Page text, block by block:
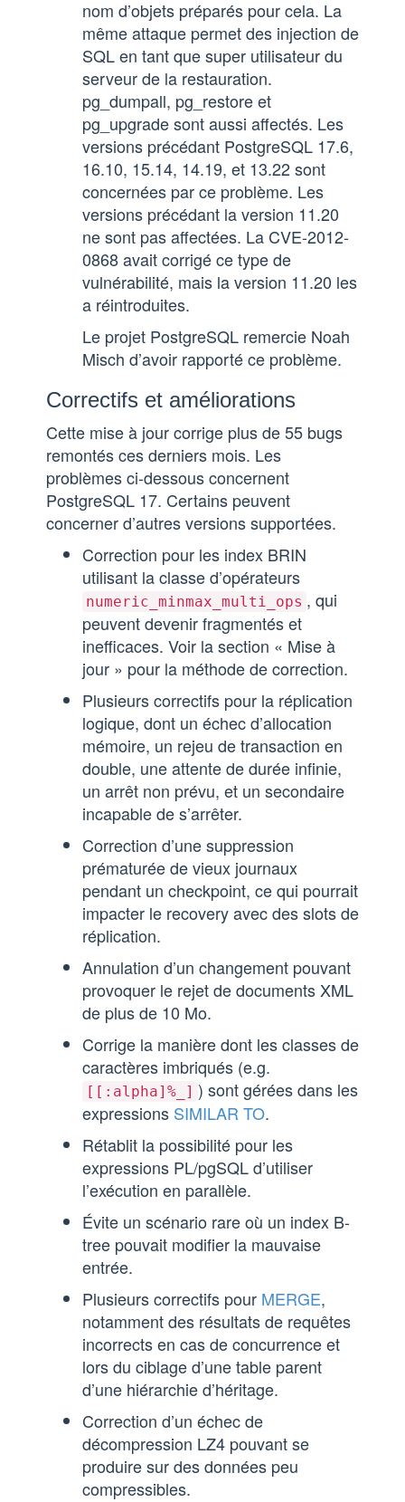
nom d’objets préparés pour cela. La
même attaque permet des injection de
SQL en tant que super utilisateur du
serveur de la restauration.
pg_dumpall, pg_restore et
pg_upgrade sont aussi affectés. Les
versions précédant PostgreSQL 17.6,
16.10, 15.14, 14.19, et 13.22 sont
concernées par ce problème. Les
versions précédant la version 11.20
ne sont pas affectées. La CVE-2012-
0868 avait corrigé ce type de
vulnérabilité, mais la version 11.20 les
a réintroduites.
Le projet PostgreSQL remercie Noah
Misch d’avoir rapporté ce problème.
Correctifs et améliorations
Cette mise à jour corrige plus de 55 bugs
remontés ces derniers mois. Les
problèmes ci-dessous concernent
PostgreSQL 17. Certains peuvent
concerner d’autres versions supportées.
Correction pour les index BRIN
utilisant la classe d’opérateurs
numeric_minmax_multi_ops , qui
peuvent devenir fragmentés et
inefficaces. Voir la section « Mise à
jour » pour la méthode de correction.
Plusieurs correctifs pour la réplication
logique, dont un échec d’allocation
mémoire, un rejeu de transaction en
double, une attente de durée infinie,
un arrêt non prévu, et un secondaire
incapable de s’arrêter.
Correction d’une suppression
prématurée de vieux journaux
pendant un checkpoint, ce qui pourrait
impacter le recovery avec des slots de
réplication.
Annulation d’un changement pouvant
provoquer le rejet de documents XML
de plus de 10 Mo.
Corrige la manière dont les classes de
caractères imbriqués (e.g.
[[:alpha]%_] ) sont gérées dans les
expressions SIMILAR TO.
Rétablit la possibilité pour les
expressions PL/pgSQL d’utiliser
l’exécution en parallèle.
Évite un scénario rare où un index B-
tree pouvait modifier la mauvaise
entrée.
Plusieurs correctifs pour MERGE,
notamment des résultats de requêtes
incorrects en cas de concurrence et
lors du ciblage d’une table parent
d’une hiérarchie d’héritage.
Correction d’un échec de
décompression LZ4 pouvant se
produire sur des données peu
compressibles.